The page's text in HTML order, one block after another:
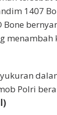
1407
Bone
menambah
Polri